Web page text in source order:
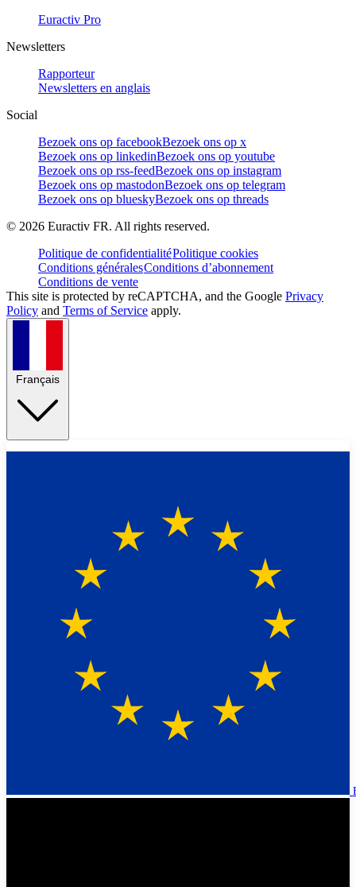
Euractiv Pro
Newsletters
Rapporteur
Newsletters en anglais
Social
Bezoek ons op facebookBezoek ons op x
Bezoek ons op linkedinBezoek ons op youtube
Bezoek ons op rss-feedBezoek ons op instagram
Bezoek ons op mastodonBezoek ons op telegram
Bezoek ons op blueskyBezoek ons op threads
© 2026 Euractiv FR. All rights reserved.
Politique de confidentialitéPolitique cookies
Conditions généralesConditions d’abonnement
Conditions de vente
This site is protected by reCAPTCHA, and the Google Privacy
Policy and Terms of Service apply.
Français